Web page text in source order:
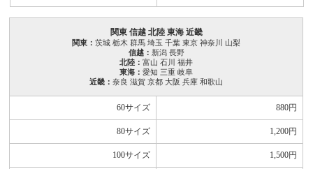
関東 信越 北陸 東海 近畿
関東：茨城 栃木 群馬 埼玉 千葉 東京 神奈川 山梨
信越： 新潟 長野
北陸：富山 石川 福井
東海：愛知 三重 岐阜
近畿：奈良 滋賀 京都 大阪 兵庫 和歌山
60サイズ 880円
80サイズ 1,200円
100サイズ 1,500円